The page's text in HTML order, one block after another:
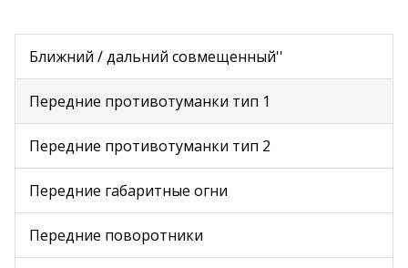
Ближний / дальний совмещенный''
Передние противотуманки тип 1
Передние противотуманки тип 2
Передние габаритные огни
Передние поворотники